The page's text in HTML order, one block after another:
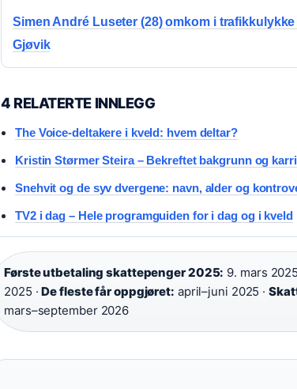
Simen André Luseter (28) omkom i trafikkulykke
Gjøvik
4 RELATERTE INNLEGG
The Voice-deltakere i kveld: hvem deltar?
Kristin Størmer Steira – Bekreftet bakgrunn og
Snehvit og de syv dvergene: navn, alder og
TV2 i dag – Hele programguiden for i dag og i kveld
Første utbetaling skattepenger 2025: 9. mars 2025
2025 ·De fleste får oppgjøret: april–juni 2025 ·
mars–september 2026